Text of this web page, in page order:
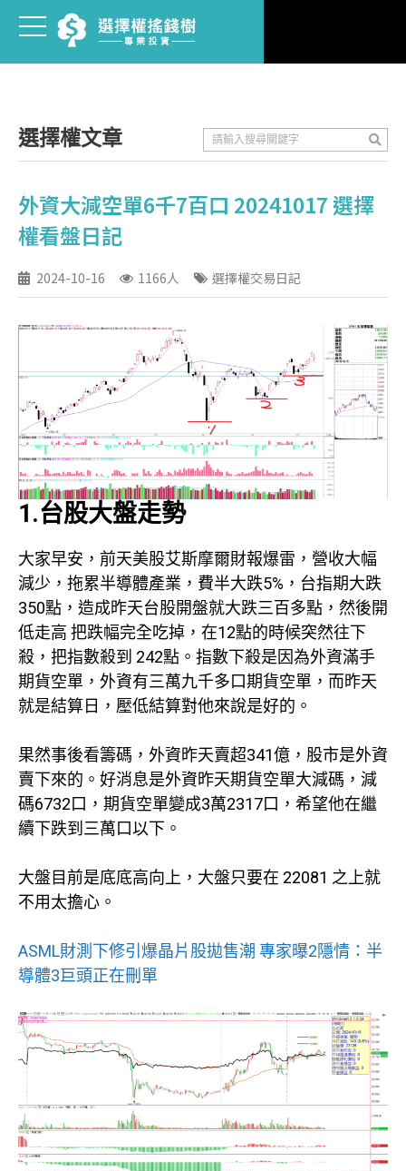
選擇權文章
外資大減空單6千7百口 20241017 選擇
權看盤日記
2024-10-16 1166人 選擇權交易日記
1.台股大盤走勢
大家早安，前天美股艾斯摩爾財報爆雷，營收大幅
減少，拖累半導體產業，費半大跌5%，台指期大跌
350點，造成昨天台股開盤就大跌三百多點，然後開
低走高 把跌幅完全吃掉，在12點的時候突然往下
殺，把指數殺到 242點。指數下殺是因為外資滿手
期貨空單，外資有三萬九千多口期貨空單，而昨天
就是結算日，壓低結算對他來說是好的。
果然事後看籌碼，外資昨天賣超341億，股市是外資
賣下來的。好消息是外資昨天期貨空單大減碼，減
碼6732口，期貨空單變成3萬2317口，希望他在繼
續下跌到三萬口以下。
大盤目前是底底高向上，大盤只要在 22081 之上就
不用太擔心。
ASML財測下修引爆晶片股拋售潮 專家曝2隱情：半
導體3巨頭正在刪單